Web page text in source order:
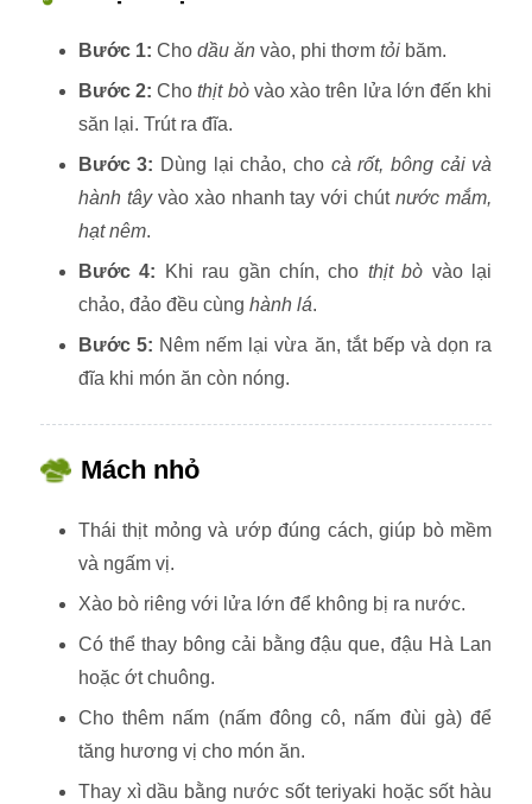
Bước 1: Cho dầu ănvào, phi thơm tỏibăm.
Bước 2: Chothịt bòvào xào trên lửa lớn đến khi
săn lại. Trút ra đĩa.
Bước 3: Dùng lại chảo, cho cà rốt, bông cải và
hành tâyvào xào nhanh tay với chútnước mắm,
hạt nêm.
Bước 4: Khi rau gần chín, cho thịt bò vào lại
chảo, đảo đều cùng hành lá.
Bước 5: Nêm nếm lại vừa ăn, tắt bếp và dọn ra
đĩa khi món ăn còn nóng.
Mách nhỏ
Thái thịt mỏng và ướp đúng cách, giúp bò mềm
và ngấm vị.
Xào bò riêng với lửa lớn để không bị ra nước.
Có thể thay bông cải bằng đậu que, đậu Hà Lan
hoặc ớt chuông.
Cho thêm nấm (nấm đông cô, nấm đùi gà) để
tăng hương vị cho món ăn.
Thay xì dầu bằng nước sốt teriyaki hoặc sốt hàu